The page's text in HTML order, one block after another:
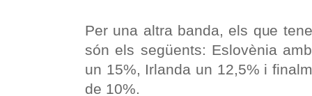
Per una altra banda, els que
són els següents: Eslovènia
un 15%, Irlanda un 12,5% i
de 10%.